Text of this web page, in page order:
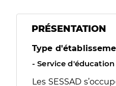
PRÉSENTATION
Type
- Service d'éducation
Les SESSAD